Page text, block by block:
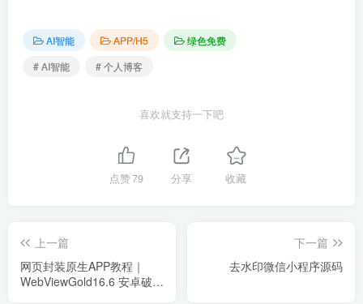
AI智能 APP/H5
绿色免费
# AI智能
# 个人博客
喜欢就支持一下吧
点赞79 分享 收藏
上一篇
网页封装原生APP教程｜
WebViewGold16.6 安卓破解
下一篇
去水印微信小程序源码